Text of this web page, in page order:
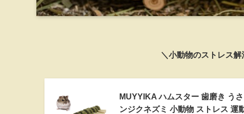
＼小動物のストレス
MUYYIKA ハムスター 歯磨き う
ンジクネズミ 小動物 ストレス 運